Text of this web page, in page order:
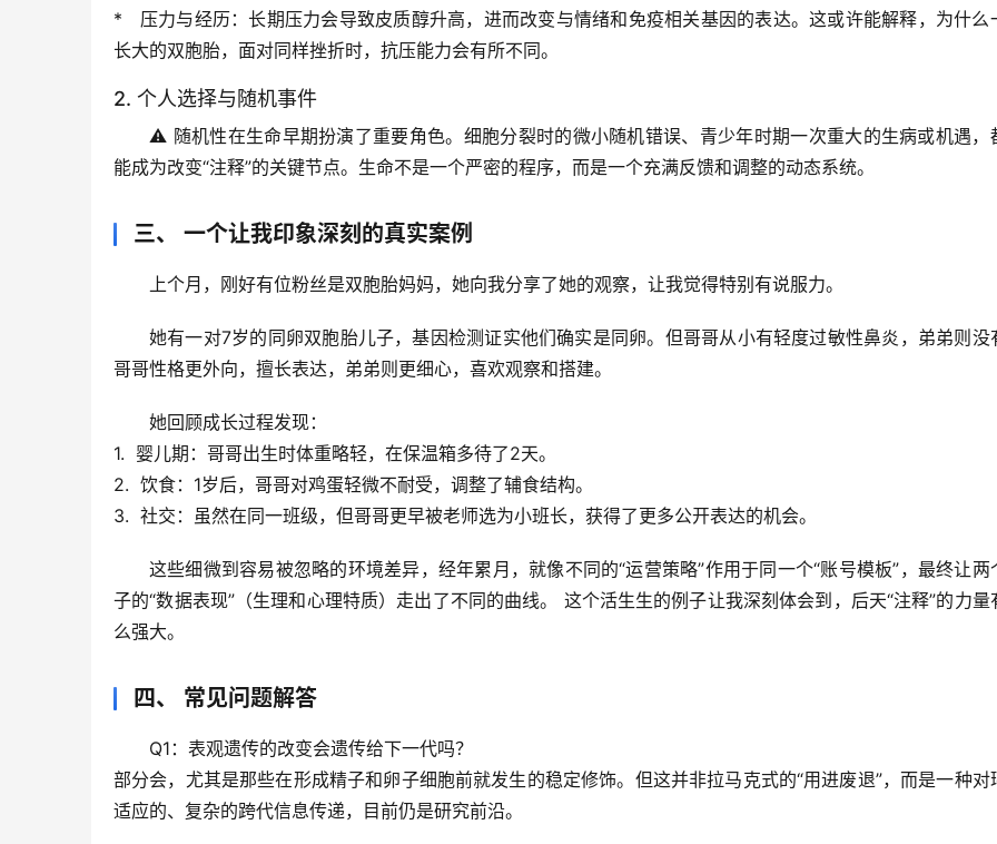
* 压力与经历：长期压力会导致皮质醇升高，进而改变与情绪和免疫相关基因的表达。这或许能解释，为什么
长大的双胞胎，面对同样挫折时，抗压能力会有所不同。
2. 个人选择与随机事件
⚠️ 随机性在生命早期扮演了重要角色。细胞分裂时的微小随机错误、青少年时期一次重大的生病或机遇，
能成为改变“注释”的关键节点。 生命不是一个严密的程序，而是一个充满反馈和调整的动态系统。
三、 一个让我印象深刻的真实案例
上个月，刚好有位粉丝是双胞胎妈妈，她向我分享了她的观察，让我觉得特别有说服力。
她有一对7岁的同卵双胞胎儿子，基因检测证实他们确实是同卵。 但哥哥从小有轻度过敏性鼻炎，弟弟则没
哥哥性格更外向，擅长表达，弟弟则更细心，喜欢观察和搭建。
她回顾成长过程发现：
1. 婴儿期 ：哥哥出生时体重略轻，在保温箱多待了2天。
2. 饮食：1岁后，哥哥对鸡蛋轻微不耐受，调整了辅食结构。
3. 社交 ：虽然在同一班级，但哥哥更早被老师选为小班长，获得了更多公开表达的机会。
这些细微到容易被忽略的环境差异，经年累月，就像不同的“运营策略”作用于同一个“账号模板”，最终让两
子的“数据表现”（生理和心理特质）走出了不同的曲线。
这个活生生的例子让我深刻体会到，后天“注释”的力量
么强大。
四、 常见问题解答
Q1：表观遗传的改变会遗传给下一代吗？
部分会，尤其是那些在形成精子和卵子细胞前就发生的稳定修饰。但这并非拉马克式的“用进废退”，而是一种对
适应的、复杂的跨代信息传递，目前仍是研究前沿。